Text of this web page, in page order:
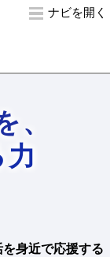
ナビ
、
身近で応援する